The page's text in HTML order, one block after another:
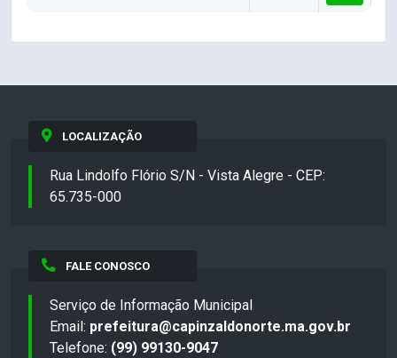
LOCALIZAÇÃO
Rua Lindolfo Flório S/N - Vista Alegre - CEP:
65.735-000
FALE CONOSCO
Serviço de Informação Municipal
Email: prefeitura@capinzaldonorte.ma.gov.br
Telefone: (99) 99130-9047